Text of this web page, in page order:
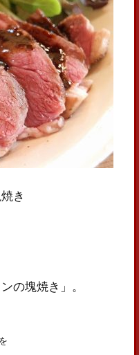
き
の塊焼き」。